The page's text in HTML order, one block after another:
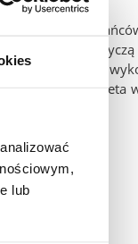
lub
osiedla
stopnia
Makieta